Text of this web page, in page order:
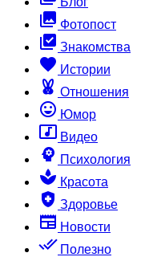
collections Фотопост
library_add_check Знакомства
favorite Истории
cruelty_free Отношения
sentiment_very_satisfied Юмор
music_video Видео
psychology Психология
spa Красота
health_and_safety Здоровье
newspaper Новости
done_all Полезно